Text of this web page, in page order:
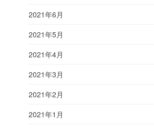
2021年6月
2021年5月
2021年4月
2021年3月
2021年2月
2021年1月